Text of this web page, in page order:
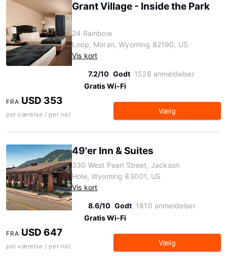
Grant Village - Inside the Park
24 Rainbow
Loop, Moran, Wyoming 82190, US
Vis kort
7.2/10 Godt 1528 anmeldelser
Gratis Wi-Fi
FRA USD 353
per værelse / per nat Vælg
49'er Inn & Suites
330 West Pearl Street, Jackson
Hole, Wyoming 83001, US
Vis kort
8.6/10 Godt 1810 anmeldelser
Gratis Wi-Fi
FRA USD 647
per værelse / per nat Vælg